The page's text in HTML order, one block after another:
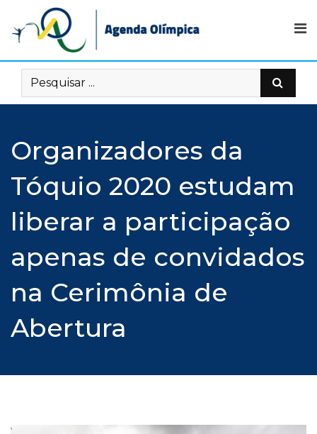
content
Organizadores da
Tóquio 2020 estudam
liberar a participação
apenas de convidados
na Cerimônia de
Abertura